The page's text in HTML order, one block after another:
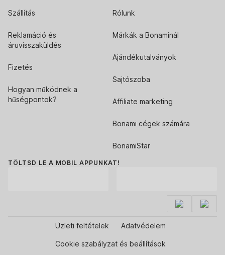
Szállítás
Reklamáció és
áruvisszaküldés
Fizetés
Hogyan működnek a
hűségpontok?
Rólunk
Márkák a Bonaminál
Ajándékutalványok
Sajtószoba
Affiliate marketing
Bonami cégek számára
BonamiStar
TÖLTSD LE A MOBIL APPUNKAT!
Üzleti feltételek Adatvédelem
Cookie szabályzat és beállítások